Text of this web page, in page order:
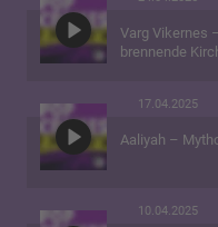
Varg Vikernes
brennende
17.04.2025
Aaliyah –
10.04.2025